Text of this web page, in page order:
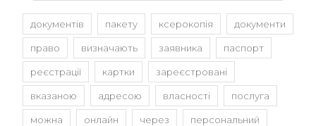
документів пакету ксерокопія документи
право визначають заявника паспорт
реєстрації картки зареєстровані
вказаною адресою власності послуга
можна онлайн через персональний